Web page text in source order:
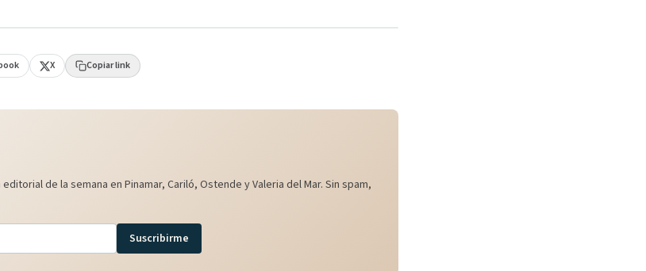
X Copiar link
de la semana en Pinamar, Cariló, Ostende y Valeria del Mar. Sin spam,
Suscribirme